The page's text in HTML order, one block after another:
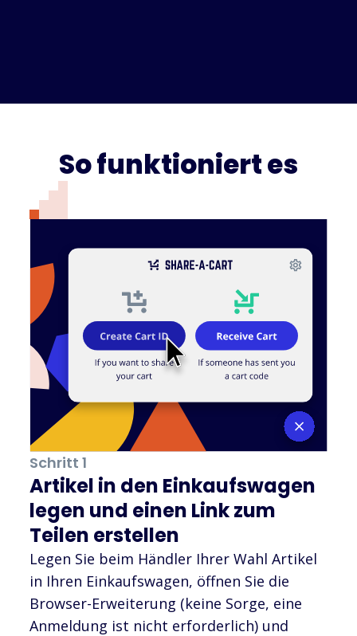
So funktioniert es
Schritt 1
Artikel in den Einkaufswagen
legen und einen Link zum
Teilen erstellen
Legen Sie beim Händler Ihrer Wahl Artikel
in Ihren Einkaufswagen, öffnen Sie die
Browser-Erweiterung (keine Sorge, eine
Anmeldung ist nicht erforderlich) und